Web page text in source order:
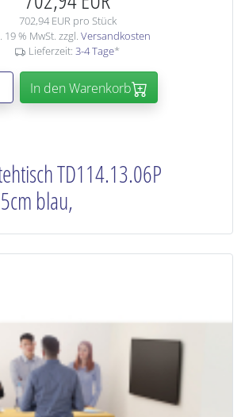
702,94 EUR pro Stück
19 % MwSt. zzgl. Versandkosten
Lieferzeit: 3-4 Tage*
In den Warenkorb
TD114.13.06P
blau,